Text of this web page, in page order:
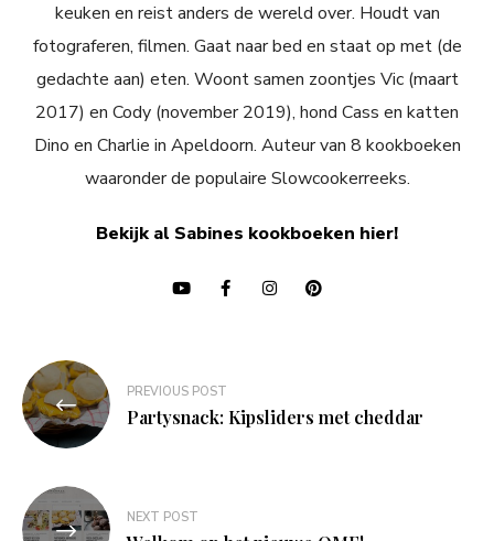
keuken en reist anders de wereld over. Houdt van
fotograferen, filmen. Gaat naar bed en staat op met (de
gedachte aan) eten. Woont samen zoontjes Vic (maart
2017) en Cody (november 2019), hond Cass en katten
Dino en Charlie in Apeldoorn. Auteur van 8 kookboeken
waaronder de populaire Slowcookerreeks.
Bekijk al Sabines kookboeken hier!
Bericht
navigatie
PREVIOUS POST
Partysnack: Kipsliders met cheddar
NEXT POST